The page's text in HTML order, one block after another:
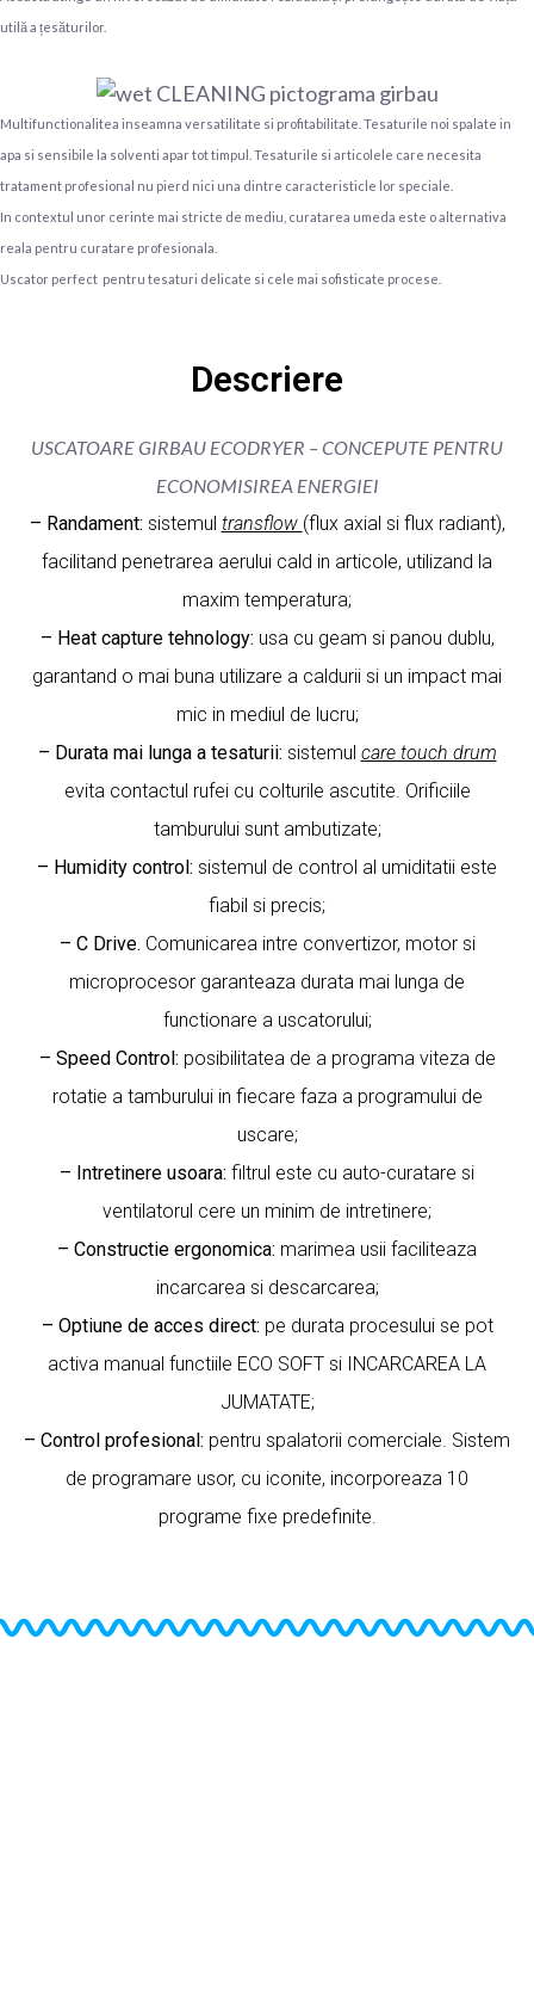
utilă a țesăturilor.
Multifunctionalitea inseamna versatilitate si profitabilitate. Tesaturile noi spalate in
apa si sensibile la solventi apar tot timpul. Tesaturile si articolele care necesita
tratament profesional nu pierd nici una dintre caracteristicle lor speciale.
In contextul unor cerinte mai stricte de mediu, curatarea umeda este o alternativa
reala pentru curatare profesionala.
Uscator perfect pentru tesaturi delicate si cele mai sofisticate procese.
Descriere
USCATOARE GIRBAU ECODRYER – CONCEPUTE PENTRU
ECONOMISIREA ENERGIEI
– Randament: sistemul transflow (flux axial si flux radiant),
facilitand penetrarea aerului cald in articole, utilizand la
maxim temperatura;
– Heat capture tehnology: usa cu geam si panou dublu,
garantand o mai buna utilizare a caldurii si un impact mai
mic in mediul de lucru;
– Durata mai lunga a tesaturii: sistemul care touch drum
evita contactul rufei cu colturile ascutite. Orificiile
tamburului sunt ambutizate;
– Humidity control: sistemul de control al umiditatii este
fiabil si precis;
– C Drive. Comunicarea intre convertizor, motor si
microprocesor garanteaza durata mai lunga de
functionare a uscatorului;
– Speed Control: posibilitatea de a programa viteza de
rotatie a tamburului in fiecare faza a programului de
uscare;
– Intretinere usoara: filtrul este cu auto-curatare si
ventilatorul cere un minim de intretinere;
– Constructie ergonomica: marimea usii faciliteaza
incarcarea si descarcarea;
– Optiune de acces direct: pe durata procesului se pot
activa manual functiile ECO SOFT si INCARCAREA LA
JUMATATE;
– Control profesional: pentru spalatorii comerciale. Sistem
de programare usor, cu iconite, incorporeaza 10
programe fixe predefinite.